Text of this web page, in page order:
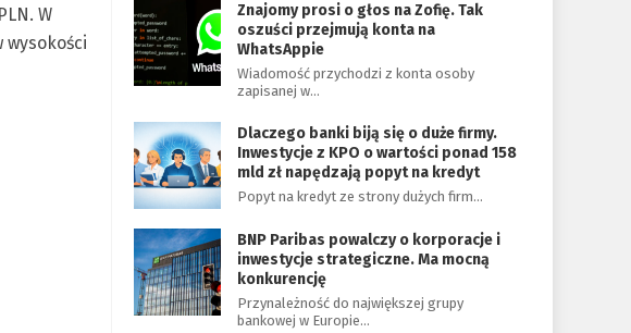
W
wysokości
Znajomy prosi o głos na Zofię. Tak
oszuści przejmują konta na
WhatsAppie
Wiadomość przychodzi z konta osoby
zapisanej w…
Dlaczego banki biją się o duże firmy.
Inwestycje z KPO o wartości ponad 158
mld zł napędzają popyt na kredyt
Popyt na kredyt ze strony dużych firm…
BNP Paribas powalczy o korporacje i
inwestycje strategiczne. Ma mocną
konkurencję
Przynależność do największej grupy
bankowej w Europie…